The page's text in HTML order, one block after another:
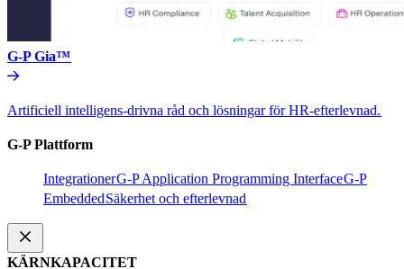
G-P Gia™​​
Artificiell intelligens-drivna råd och lösningar för HR-efterlevnad.​​
G-P Plattform​​
Integrationer​​G-P Application Programming Interface​​G-P
Embedded​​Säkerhet och efterlevnad​​
KÄRNKAPACITET​​